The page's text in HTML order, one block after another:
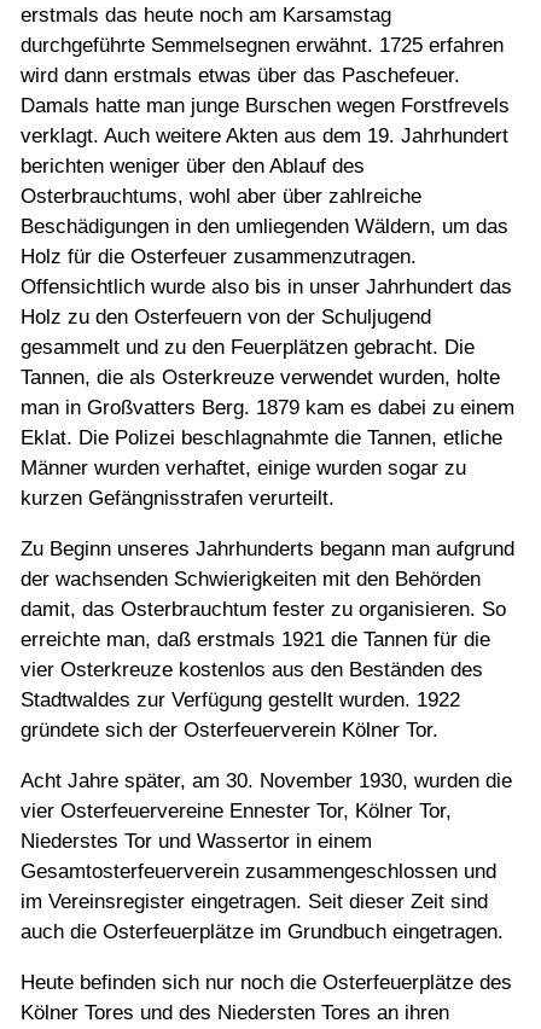
erstmals das heute noch am Karsamstag
durchgeführte Semmelsegnen erwähnt. 1725 erfahren
wird dann erstmals etwas über das Paschefeuer.
Damals hatte man junge Burschen wegen Forstfrevels
verklagt. Auch weitere Akten aus dem 19. Jahrhundert
berichten weniger über den Ablauf des
Osterbrauchtums, wohl aber über zahlreiche
Beschädigungen in den umliegenden Wäldern, um das
Holz für die Osterfeuer zusammenzutragen.
Offensichtlich wurde also bis in unser Jahrhundert das
Holz zu den Osterfeuern von der Schuljugend
gesammelt und zu den Feuerplätzen gebracht. Die
Tannen, die als Osterkreuze verwendet wurden, holte
man in Großvatters Berg. 1879 kam es dabei zu einem
Eklat. Die Polizei beschlagnahmte die Tannen, etliche
Männer wurden verhaftet, einige wurden sogar zu
kurzen Gefängnisstrafen verurteilt.
Zu Beginn unseres Jahrhunderts begann man aufgrund
der wachsenden Schwierigkeiten mit den Behörden
damit, das Osterbrauchtum fester zu organisieren. So
erreichte man, daß erstmals 1921 die Tannen für die
vier Osterkreuze kostenlos aus den Beständen des
Stadtwaldes zur Verfügung gestellt wurden. 1922
gründete sich der Osterfeuerverein Kölner Tor.
Acht Jahre später, am 30. November 1930, wurden die
vier Osterfeuervereine Ennester Tor, Kölner Tor,
Niederstes Tor und Wassertor in einem
Gesamtosterfeuerverein zusammengeschlossen und
im Vereinsregister eingetragen. Seit dieser Zeit sind
auch die Osterfeuerplätze im Grundbuch eingetragen.
Heute befinden sich nur noch die Osterfeuerplätze des
Kölner Tores und des Niedersten Tores an ihren